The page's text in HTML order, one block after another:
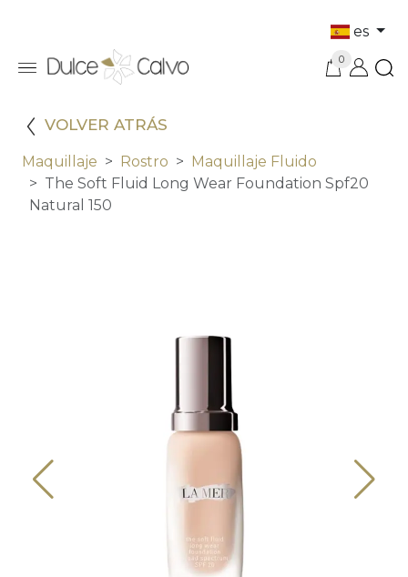
es
0
VOLVER ATRÁS
Maquillaje Rostro
Maquillaje Fluido
The Soft Fluid Long Wear Foundation Spf20
Natural 150